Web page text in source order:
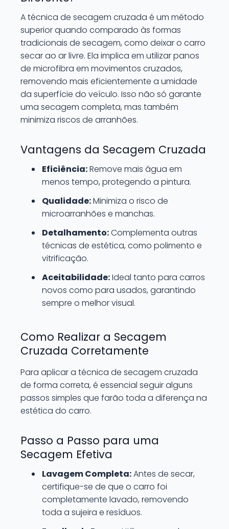
A técnica de secagem cruzada é um método
superior quando comparado às formas
tradicionais de secagem, como deixar o carro
secar ao ar livre. Ela implica em utilizar panos
de microfibra em movimentos cruzados,
removendo mais eficientemente a umidade
da superfície do veículo. Isso não só garante
uma secagem completa, mas também
minimiza riscos de arranhões.
Vantagens da Secagem Cruzada
Eficiência:Remove mais água em
menos tempo, protegendo a pintura.
Qualidade:Minimiza o risco de
microarranhões e manchas.
Detalhamento:Complementa outras
técnicas de estética, como polimento e
vitrificação.
Aceitabilidade:Ideal tanto para carros
novos como para usados, garantindo
sempre o melhor visual.
Como Realizar a Secagem
Cruzada Corretamente
Para aplicar a técnica de secagem cruzada
de forma correta, é essencial seguir alguns
passos simples que farão toda a diferença na
estética do carro.
Passo a Passo para uma
Secagem Efetiva
Lavagem Completa:Antes de secar,
certifique-se de que o carro foi
completamente lavado, removendo
toda a sujeira e resíduos.